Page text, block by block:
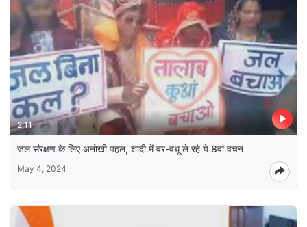
2:11
जल संरक्षण के लिए अनोखी पहल, शादी में वर-वधू ले रहे ये 8वां वचन
May 4, 2024